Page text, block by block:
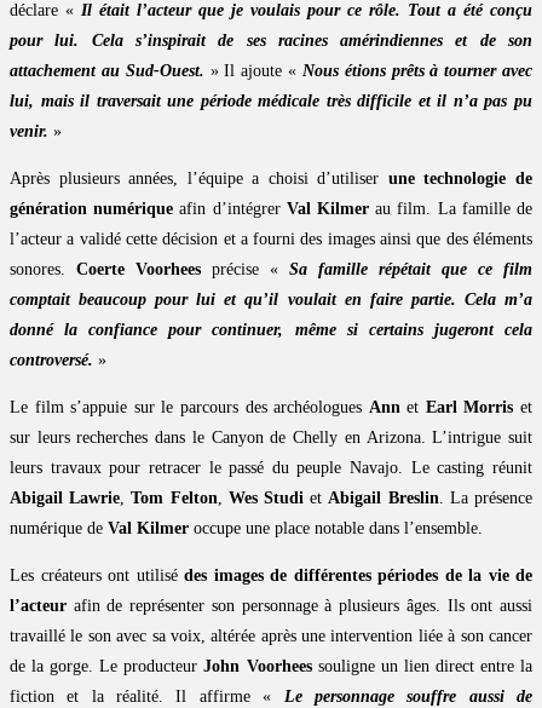
déclare « Il était l’acteur que je voulais pour ce rôle. Tout a été conçu
pour lui. Cela s’inspirait de ses racines amérindiennes et de son
attachement au Sud-Ouest. » Il ajoute « Nous étions prêts à tourner avec
lui, mais il traversait une période médicale très difficile et il n’a pas pu
venir. »
Après plusieurs années, l’équipe a choisi d’utiliser une technologie de
génération numérique afin d’intégrer Val Kilmer au film. La famille de
l’acteur a validé cette décision et a fourni des images ainsi que des éléments
sonores. Coerte Voorhees précise « Sa famille répétait que ce film
comptait beaucoup pour lui et qu’il voulait en faire partie. Cela m’a
donné la confiance pour continuer, même si certains jugeront cela
controversé. »
Le film s’appuie sur le parcours des archéologues Annet Earl Morris et
sur leurs recherches dans le Canyon de Chelly en Arizona. L’intrigue suit
leurs travaux pour retracer le passé du peuple Navajo. Le casting réunit
Abigail Lawrie,Tom Felton, Wes Studi etAbigail Breslin. La présence
numérique de Val Kilmer occupe une place notable dans l’ensemble.
Les créateurs ont utilisé des images de différentes périodes de la vie de
l’acteur afin de représenter son personnage à plusieurs âges. Ils ont aussi
travaillé le son avec sa voix, altérée après une intervention liée à son cancer
de la gorge. Le producteurJohn Voorheessouligne un lien direct entre la
fiction et la réalité. Il affirme « Le personnage souffre aussi de